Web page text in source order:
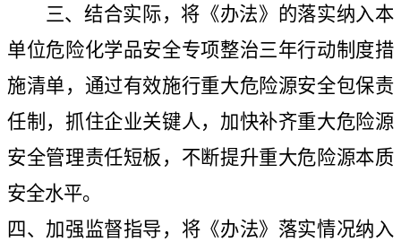
三、结合实际，将《办法》的落实纳入本
单位危险化学品安全专项整治三年行动制度措
施清单，通过有效施行重大危险源安全包保责
任制，抓住企业关键人，加快补齐重大危险源
安全管理责任短板，不断提升重大危险源本质
安全水平。
四、加强监督指导，将《办法》落实情况纳入